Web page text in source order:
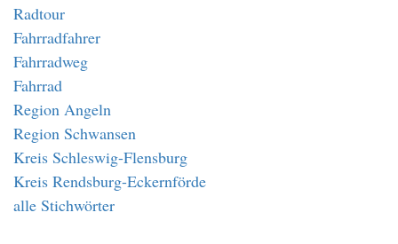
Radtour
Fahrradfahrer
Fahrradweg
Fahrrad
Region Angeln
Region Schwansen
Kreis Schleswig-Flensburg
Kreis Rendsburg-Eckernförde
alle Stichwörter